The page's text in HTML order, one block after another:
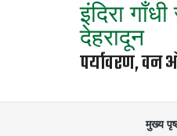
इंदिरा
देहरादून
पर्यावरण, वन
मुख्य